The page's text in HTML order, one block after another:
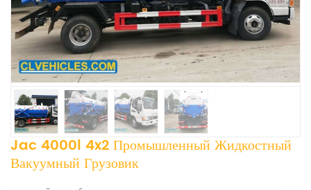
Jac 4000l 4x2 Промышленный Жидкостный
Вакуумный Грузовик